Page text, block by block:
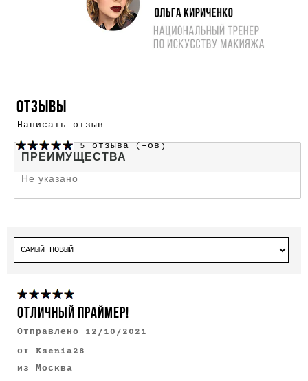
ОТЗЫВЫ
Написать отзыв
5 отзыва (-ов)
ПРЕИМУЩЕСТВА
Не указано
ОТЛИЧНЫЙ ПРАЙМЕР!
Отправлено 12/10/2021
от
Ksenia28
из
Москва